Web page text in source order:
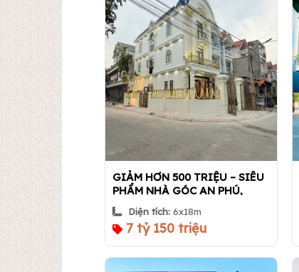
GIẢM HƠN 500 TRIỆU – SIÊU
PHẨM NHÀ GÓC AN PHÚ,
TP.HCM, Nhà 360
Diện tích: 6x18m
7 tỷ 150 triệu